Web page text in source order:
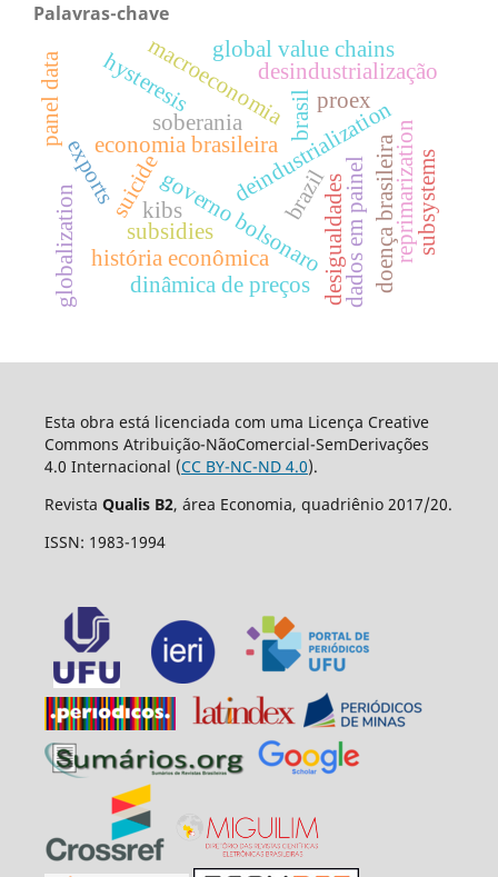
Palavras-chave
governo bolsonaro
história econômica
economia brasileiradeindustrialization
globalization dados em painel
desigualdades
soberania brasil
macroeconomia
dinâmica de preços
desindustrialização
doença brasileirareprimarization
global value chains
brazil
suicide
hysteresis
exports
proex
subsidies
panel data
subsystems
kibs
Esta obra está licenciada com uma Licença Creative
Commons Atribuição-NãoComercial-SemDerivações
4.0 Internacional (CC BY-NC-ND 4.0).
Revista Qualis B2, área Economia, quadriênio 2017/20.
ISSN: 1983-1994